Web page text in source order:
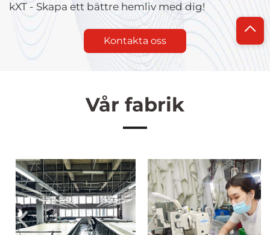
kXT - Skapa ett bättre hemliv med dig!
Kontakta oss
Vår fabrik